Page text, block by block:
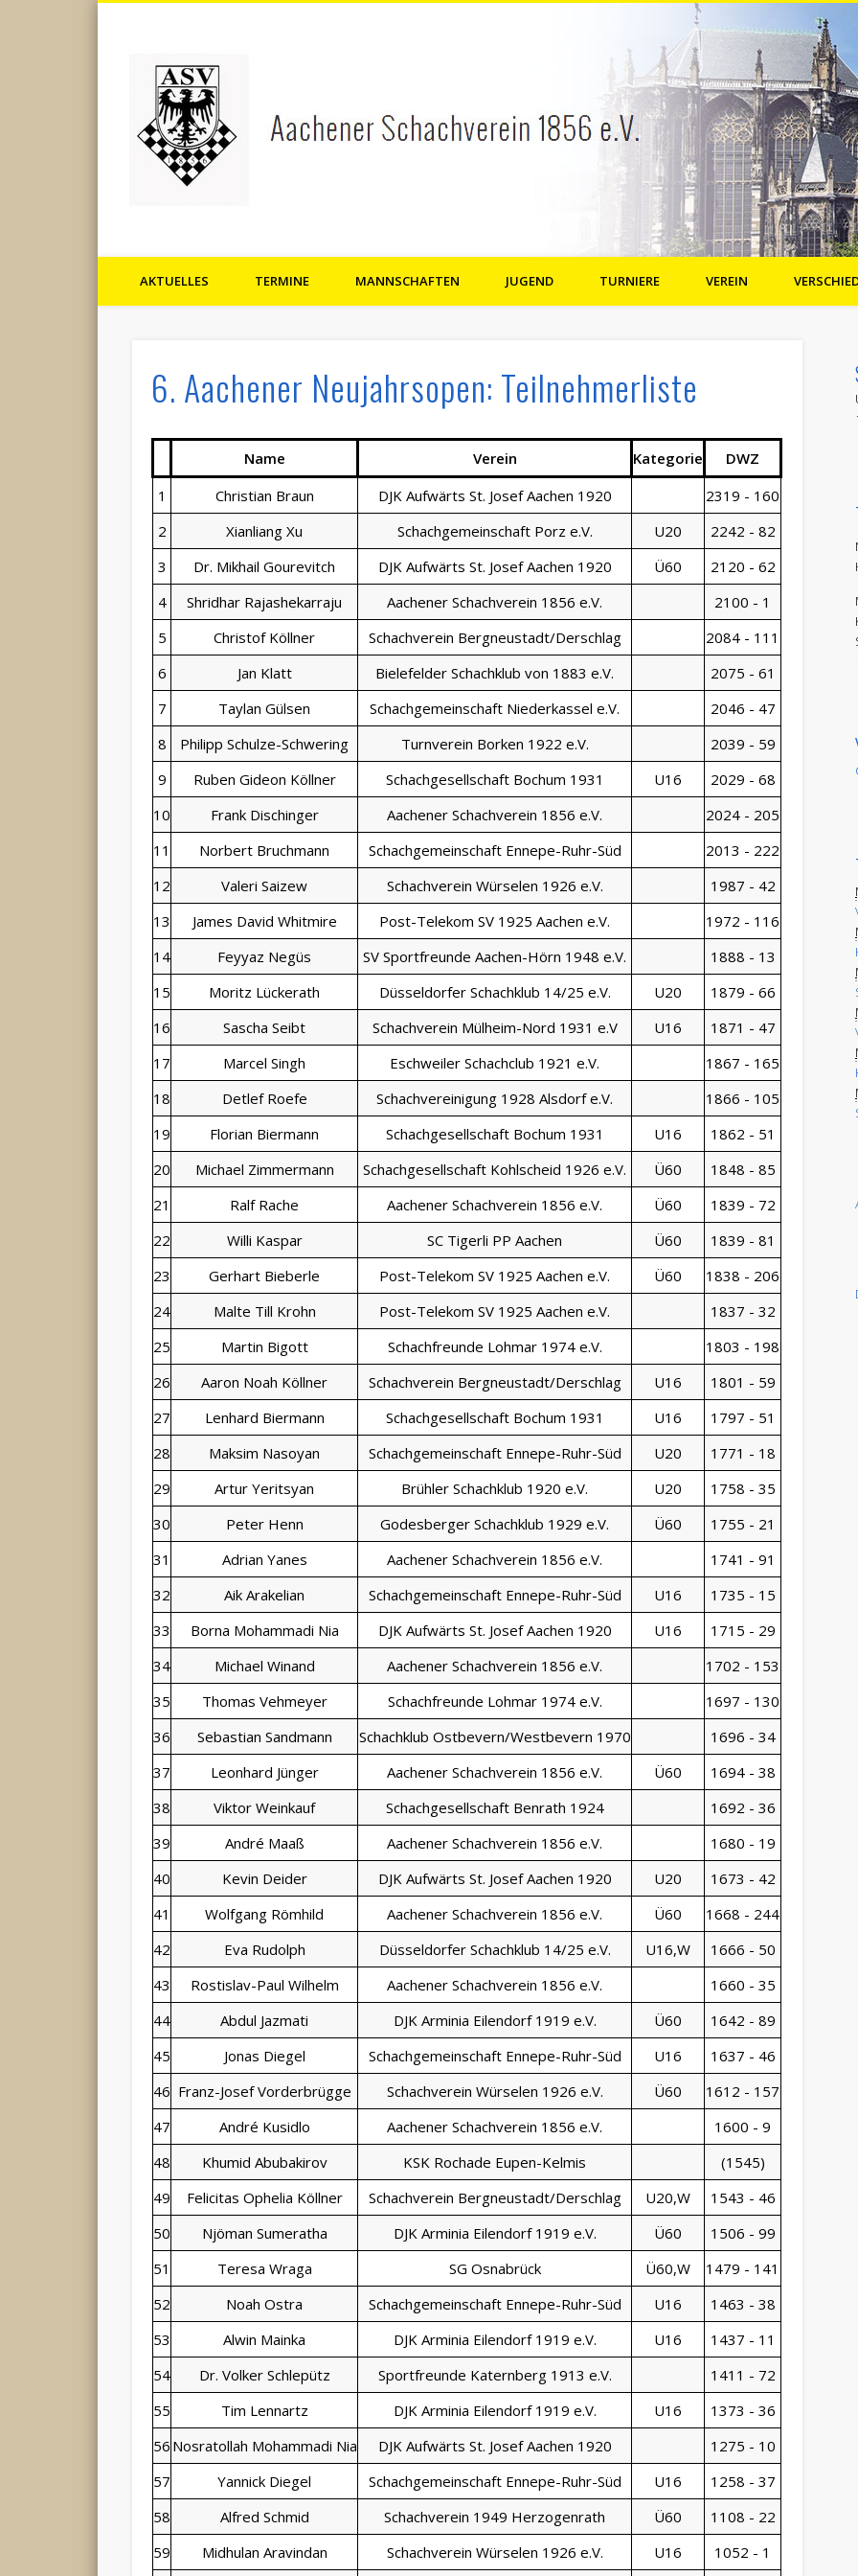
AKTUELLES TERMINE MANNSCHAFTEN JUGEND TURNIERE VEREIN
6. Aachener Neujahrsopen: Teilnehmerliste
Name Verein Kategorie
DWZ
1
Christian Braun DJK Aufwärts St. Josef Aachen 1920
2319 - 160
2
Xianliang Xu Schachgemeinschaft Porz e.V. U20
2242 - 82
3
Dr. Mikhail Gourevitch DJK Aufwärts St. Josef Aachen 1920 Ü60
2120 - 62
4
Shridhar Rajashekarraju Aachener Schachverein 1856 e.V.
2100 - 1
5
Christof Köllner Schachverein Bergneustadt/Derschlag
2084 - 111
6
Jan Klatt Bielefelder Schachklub von 1883 e.V.
2075 - 61
7
Taylan Gülsen Schachgemeinschaft Niederkassel e.V.
2046 - 47
8
Philipp Schulze-Schwering Turnverein Borken 1922 e.V.
2039 - 59
9
Ruben Gideon Köllner Schachgesellschaft Bochum 1931 U16
2029 - 68
10
Frank Dischinger Aachener Schachverein 1856 e.V.
2024 - 205
11
Norbert Bruchmann Schachgemeinschaft Ennepe-Ruhr-Süd
2013 - 222
12
Valeri Saizew Schachverein Würselen 1926 e.V.
1987 - 42
13
James David Whitmire Post-Telekom SV 1925 Aachen e.V.
1972 - 116
14
Feyyaz Negüs SV Sportfreunde Aachen-Hörn 1948 e.V.
1888 - 13
15
Moritz Lückerath Düsseldorfer Schachklub 14/25 e.V. U20
1879 - 66
16
Sascha Seibt Schachverein Mülheim-Nord 1931 e.V U16
1871 - 47
17
Marcel Singh Eschweiler Schachclub 1921 e.V.
1867 - 165
18
Detlef Roefe Schachvereinigung 1928 Alsdorf e.V.
1866 - 105
19
Florian Biermann Schachgesellschaft Bochum 1931 U16
1862 - 51
20
Michael Zimmermann Schachgesellschaft Kohlscheid 1926 e.V. Ü60
1848 - 85
21
Ralf Rache Aachener Schachverein 1856 e.V. Ü60
1839 - 72
22
Willi Kaspar SC Tigerli PP Aachen Ü60
1839 - 81
23
Gerhart Bieberle Post-Telekom SV 1925 Aachen e.V. Ü60
1838 - 206
24
Malte Till Krohn Post-Telekom SV 1925 Aachen e.V.
1837 - 32
25
Martin Bigott Schachfreunde Lohmar 1974 e.V.
1803 - 198
26
Aaron Noah Köllner Schachverein Bergneustadt/Derschlag U16
1801 - 59
27
Lenhard Biermann Schachgesellschaft Bochum 1931 U16
1797 - 51
28
Maksim Nasoyan Schachgemeinschaft Ennepe-Ruhr-Süd U20
1771 - 18
29
Artur Yeritsyan Brühler Schachklub 1920 e.V. U20
1758 - 35
30
Peter Henn Godesberger Schachklub 1929 e.V. Ü60
1755 - 21
31
Adrian Yanes Aachener Schachverein 1856 e.V.
1741 - 91
32
Aik Arakelian Schachgemeinschaft Ennepe-Ruhr-Süd U16
1735 - 15
33
Borna Mohammadi Nia DJK Aufwärts St. Josef Aachen 1920 U16
1715 - 29
34
Michael Winand Aachener Schachverein 1856 e.V.
1702 - 153
35
Thomas Vehmeyer Schachfreunde Lohmar 1974 e.V.
1697 - 130
36
Sebastian Sandmann Schachklub Ostbevern/Westbevern 1970
1696 - 34
37
Leonhard Jünger Aachener Schachverein 1856 e.V. Ü60
1694 - 38
38
Viktor Weinkauf Schachgesellschaft Benrath 1924
1692 - 36
39
André Maaß Aachener Schachverein 1856 e.V.
1680 - 19
40
Kevin Deider DJK Aufwärts St. Josef Aachen 1920 U20
1673 - 42
41
Wolfgang Römhild Aachener Schachverein 1856 e.V. Ü60
1668 - 244
42
Eva Rudolph Düsseldorfer Schachklub 14/25 e.V. U16,W
1666 - 50
43
Rostislav-Paul Wilhelm Aachener Schachverein 1856 e.V.
1660 - 35
44
Abdul Jazmati DJK Arminia Eilendorf 1919 e.V. Ü60
1642 - 89
45
Jonas Diegel Schachgemeinschaft Ennepe-Ruhr-Süd U16
1637 - 46
46 Franz-Josef Vorderbrügge Schachverein Würselen 1926 e.V. Ü60
1612 - 157
47
André Kusidlo Aachener Schachverein 1856 e.V.
1600 - 9
48
Khumid Abubakirov KSK Rochade Eupen-Kelmis
(1545)
49
Felicitas Ophelia Köllner Schachverein Bergneustadt/Derschlag U20,W
1543 - 46
50
Njöman Sumeratha DJK Arminia Eilendorf 1919 e.V. Ü60
1506 - 99
51
Teresa Wraga SG Osnabrück Ü60,W
1479 - 141
52
Noah Ostra Schachgemeinschaft Ennepe-Ruhr-Süd U16
1463 - 38
53
Alwin Mainka DJK Arminia Eilendorf 1919 e.V. U16
1437 - 11
54
Dr. Volker Schlepütz Sportfreunde Katernberg 1913 e.V.
1411 - 72
55
Tim Lennartz DJK Arminia Eilendorf 1919 e.V. U16
1373 - 36
56 Nosratollah Mohammadi Nia DJK Aufwärts St. Josef Aachen 1920
1275 - 10
57
Yannick Diegel Schachgemeinschaft Ennepe-Ruhr-Süd U16
1258 - 37
58
Alfred Schmid Schachverein 1949 Herzogenrath Ü60
1108 - 22
59
Midhulan Aravindan Schachverein Würselen 1926 e.V. U16 1052 - 1